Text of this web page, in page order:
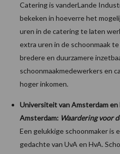
Catering is vanderLande
bekeken in hoeverre het
uren in de catering te laten
extra uren in de schoonmaak
bredere en duurzamere
schoonmaakmedewerkers en
hoger inkomen.
Universiteit van Amsterdam en
Amsterdam: Waardering voor
Een gelukkige schoonmaker is
gedachte van UvA en HvA.